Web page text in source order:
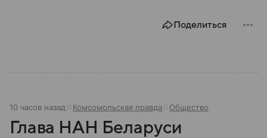
Поделиться
10 часов назад Комсомольская правда Общество
Глава НАН Беларуси